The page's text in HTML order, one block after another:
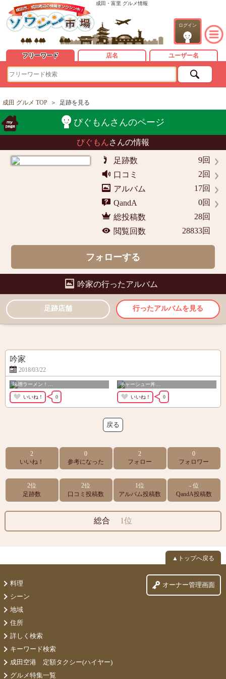
成田・富里 グルメ情報
ログイン
フリーワード 店名 ユーザー名
成田 グルメ TOP ＞ 足跡を見る
ぴぐもんさんのページ
ぴぐもんさんの情報
足跡数
9回
口コミ
2回
アルバム
17回
QandA
0回
総投稿数
28回
閲覧回数
28833回
フォローする
吟家の行ったアルバム
足跡店舗 行ったアルバムを見る
吟家
2018/03/22
味噌ラーメン！…
いいね！ 0
チャーシュー丼…
いいね！ 0
2
いいね！
0
参考になった
2
フォロー
0
フォロワー
2位
足跡数
2位
口コミ投稿数
1位
アルバム投稿数
- 位
QandA投稿数
総合 1位
▲トップへ戻る
料理
シーン
地域
住所
詳しく検索
キーワード検索
成田空港 定額タクシー(ハイヤー)
グルメ特集一覧
オーナー管理画面